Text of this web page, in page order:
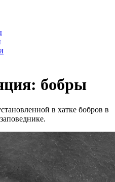
бобры
в хатке бобров в